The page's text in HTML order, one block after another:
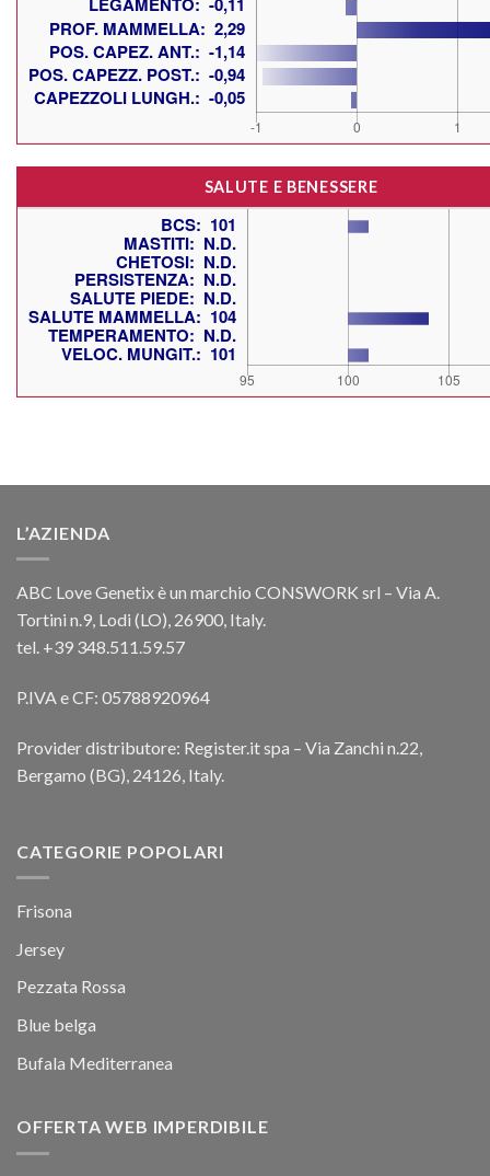
SALUTE E BENESSERE
L’AZIENDA
ABC Love Genetix è un marchio CONSWORK srl – Via A.
Tortini n.9, Lodi (LO), 26900, Italy.
tel. +39 348.511.59.57
P.IVA e CF: 05788920964
Provider distributore: Register.it spa – Via Zanchi n.22,
Bergamo (BG), 24126, Italy.
CATEGORIE POPOLARI
Frisona
Jersey
Pezzata Rossa
Blue belga
Bufala Mediterranea
OFFERTA WEB IMPERDIBILE